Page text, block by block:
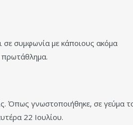
σε συμφωνία με κάποιους ακόμα
πρωτάθλημα.
Όπως γνωστοποιήθηκε, σε γεύμα
22 Ιουλίου.